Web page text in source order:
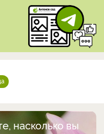
насколько вы